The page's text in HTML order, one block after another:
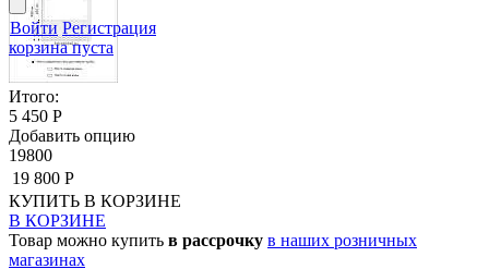
Войти Регистрация
корзина пуста
Итого:
5 450 Р
Добавить опцию
19800
19 800 Р
КУПИТЬ В КОРЗИНЕ
В КОРЗИНЕ
Товар можно купить в рассрочку в наших розничных
магазинах